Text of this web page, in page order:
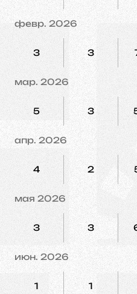
февр. 2026
3 3
мар. 2026
5 3
апр. 2026
4 2
мая 2026
3 3
июн. 2026
1 1